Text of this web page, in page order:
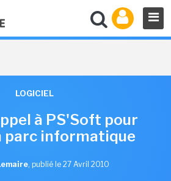
LOGICIEL
à PS'Soft pour
parc informatique
, publié le 27 Avril 2010